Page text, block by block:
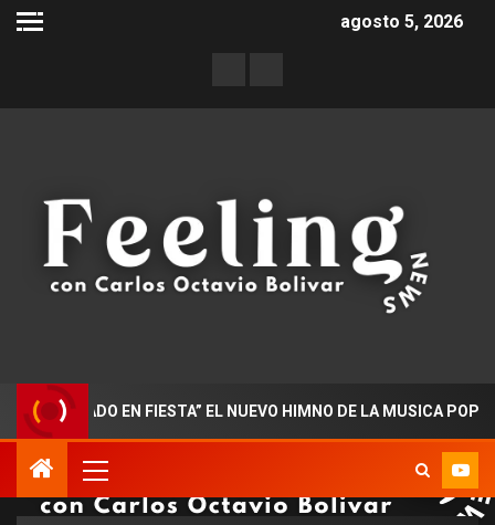
agosto 5, 2026
EN FIESTA” EL NUEVO HIMNO DE LA MUSICA POPULAR